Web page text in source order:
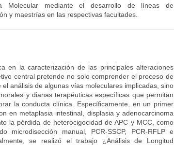
Molecular mediante el desarrollo de líneas de
y maestrías en las respectivas facultades.
en la caracterización de las principales alteraciones
central pretende no solo comprender el proceso de
análisis de algunas vías moleculares implicadas, sino
y dianas terapéuticas específicas que permitan
la conducta clínica. Específicamente, en un primer
en metaplasia intestinal, displasia y adenocarcinoma
la pérdida de heterocigocidad de APC y MCC, como
microdisección manual, PCR-SSCP, PCR-RFLP e
se realizó el trabajo ¿Análisis de Longitud